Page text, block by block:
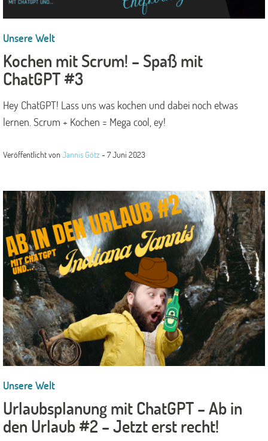
Unsere Welt
Kochen mit Scrum! – Spaß mit
ChatGPT #3
Hey ChatGPT! Lass uns was kochen und dabei noch etwas
lernen. Scrum + Kochen = Mega cool, ey!
Veröffentlicht vonJannis Götz- 7 Juni 2023
Unsere Welt
Urlaubsplanung mit ChatGPT – Ab in
den Urlaub #2 – Jetzt erst recht!